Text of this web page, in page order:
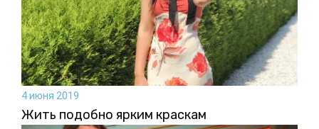
4 июня 2019
Жить подобно ярким краскам